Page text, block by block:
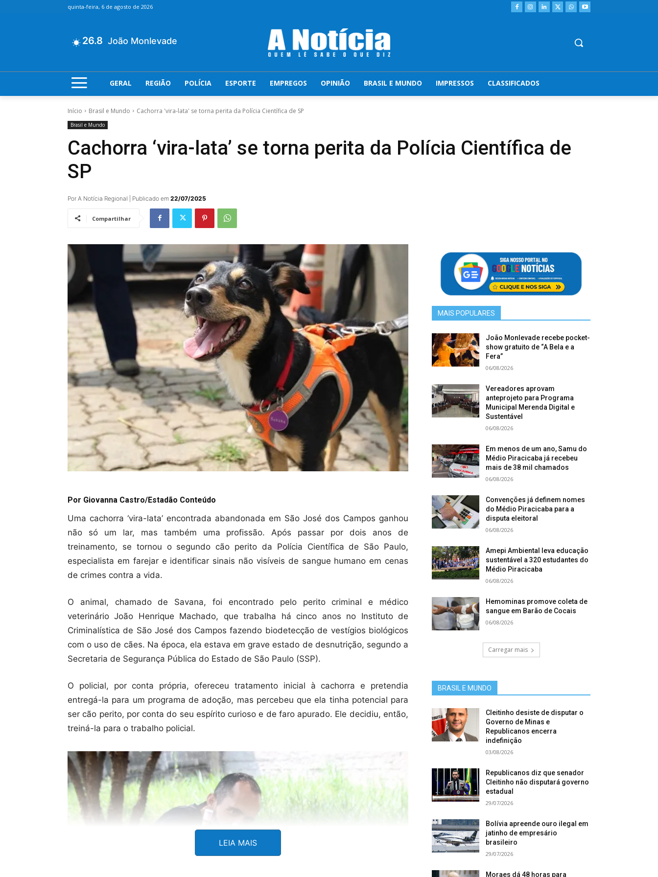
quinta-feira, 6 de agosto de 2026
26.8 João Monlevade
GERAL REGIÃO POLÍCIA ESPORTE EMPREGOS OPINIÃO BRASIL E MUNDO IMPRESSOS CLASSIFICADOS
Início Brasil e Mundo Cachorra 'vira-lata' se torna perita da Polícia Científica de SP
Brasil e Mundo
Cachorra ‘vira-lata’ se torna perita da Polícia Científica de
SP
Por A Notícia Regional | Publicado em 22/07/2025
Compartilhar
Por Giovanna Castro/Estadão Conteúdo
Uma cachorra ‘vira-lata’ encontrada abandonada em São José dos Campos ganhou
não só um lar, mas também uma profissão. Após passar por dois anos de
treinamento, se tornou o segundo cão perito da Polícia Científica de São Paulo,
especialista em farejar e identificar sinais não visíveis de sangue humano em cenas
de crimes contra a vida.
O animal, chamado de Savana, foi encontrado pelo perito criminal e médico
veterinário João Henrique Machado, que trabalha há cinco anos no Instituto de
Criminalística de São José dos Campos fazendo biodetecção de vestígios biológicos
com o uso de cães. Na época, ela estava em grave estado de desnutrição, segundo a
Secretaria de Segurança Pública do Estado de São Paulo (SSP).
O policial, por conta própria, ofereceu tratamento inicial à cachorra e pretendia
entregá-la para um programa de adoção, mas percebeu que ela tinha potencial para
ser cão perito, por conta do seu espírito curioso e de faro apurado. Ele decidiu, então,
treiná-la para o trabalho policial.
LEIA MAIS
MAIS POPULARES
João Monlevade recebe pocket-
show gratuito de “A Bela e a
Fera”
06/08/2026
Vereadores aprovam
anteprojeto para Programa
Municipal Merenda Digital e
Sustentável
06/08/2026
Em menos de um ano, Samu do
Médio Piracicaba já recebeu
mais de 38 mil chamados
06/08/2026
Convenções já definem nomes
do Médio Piracicaba para a
disputa eleitoral
06/08/2026
Amepi Ambiental leva educação
sustentável a 320 estudantes do
Médio Piracicaba
06/08/2026
Hemominas promove coleta de
sangue em Barão de Cocais
06/08/2026
Carregar mais
BRASIL E MUNDO
Cleitinho desiste de disputar o
Governo de Minas e
Republicanos encerra
indefinição
03/08/2026
Republicanos diz que senador
Cleitinho não disputará governo
estadual
29/07/2026
Bolívia apreende ouro ilegal em
jatinho de empresário
brasileiro
29/07/2026
Moraes dá 48 horas para